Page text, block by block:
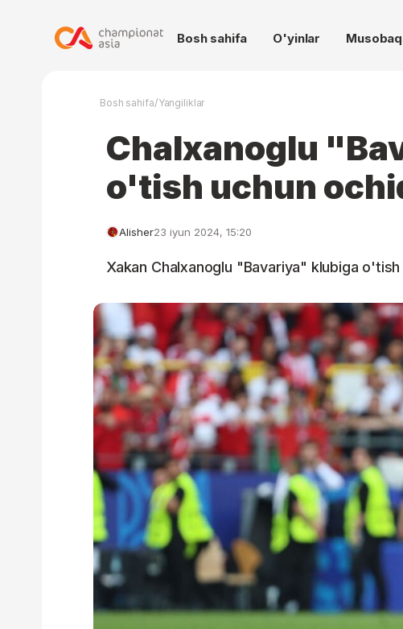
Bosh sahifa O'yinlar
Bosh sahifa/Yangiliklar
Chalxanoglu
o'tish uchun
Alisher23 iyun 2024, 15:20
Xakan Chalxanoglu "Bavariya" klubiga